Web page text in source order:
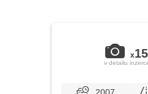
x15
v detailu